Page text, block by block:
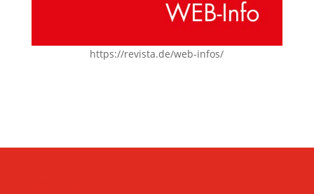
https://revista.de/web-infos/